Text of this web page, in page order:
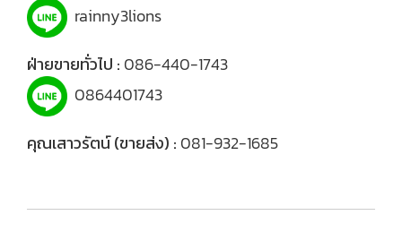
rainny3lions
ฝ่ายขายทั่วไป : 086-440-1743
0864401743
คุณเสาวรัตน์ (ขายส่ง) : 081-932-1685